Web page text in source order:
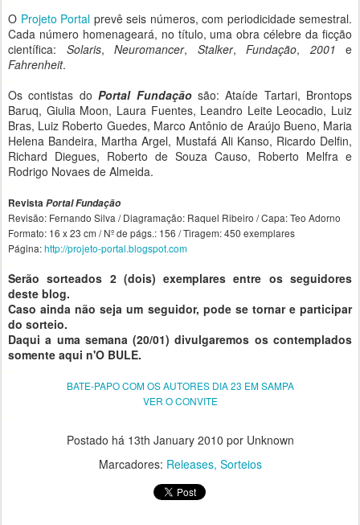
-
O Projeto Portal prevê seis números, com periodicidade semestral.
Cada número homenageará, no título, uma obra célebre da ficção
científica: Solaris, Neuromancer, Stalker, Fundação, 2001 e
Fahrenheit.
-
Os contistas doPortal Fundaçãosão: Ataíde Tartari, Brontops
Baruq, Giulia Moon, Laura Fuentes, Leandro Leite Leocadio, Luiz
Bras, Luiz Roberto Guedes, Marco Antônio de Araújo Bueno, Maria
Helena Bandeira, Martha Argel, Mustafá Ali Kanso, Ricardo Delfin,
Richard Diegues, Roberto de Souza Causo, Roberto Melfra e
Rodrigo Novaes de Almeida.
-
Revista Portal Fundação
Revisão: Fernando Silva / Diagramação: Raquel Ribeiro / Capa: Teo Adorno
Formato: 16 x 23 cm / Nº de págs.: 156 / Tiragem: 450 exemplares
Página:http://projeto-portal.blogspot.com
-
Serão sorteados 2 (dois) exemplares entre os seguidores
deste blog.
Caso ainda não seja um seguidor, pode se tornar e participar
do sorteio.
Daqui a uma semana (20/01) divulgaremos os contemplados
somente aqui n'O BULE.
-
BATE-PAPO COM OS AUTORES DIA 23 EM SAMPA
VER O CONVITE
-
Postado há 13th January 2010 por Unknown
Marcadores: Releases Sorteios